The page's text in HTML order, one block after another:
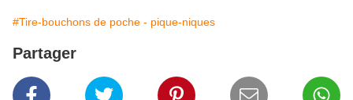
#Tire-bouchons de poche - pique-niques
Partager